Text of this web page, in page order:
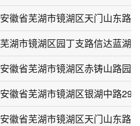
安徽省芜湖市镜湖区天门山东路9
芜湖市镜湖区园丁支路信达蓝湖
安徽省芜湖市镜湖区赤铸山路园
安徽省芜湖市镜湖区银湖中路29-
安徽省芜湖市镜湖区天门山东路